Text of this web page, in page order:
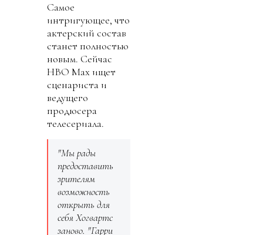
Самое
интригующее, что
актерский состав
станет полностью
новым. Сейчас
HBO Max ищет
сценариста и
ведущего
продюсера
телесериала.
"Мы рады
предоставить
зрителям
возможность
открыть для
себя Хогвартс
заново. "Гарри